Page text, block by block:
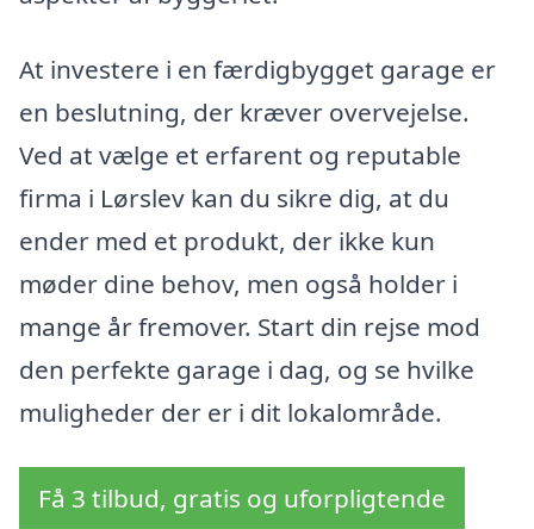
At investere i en færdigbygget garage er
en beslutning, der kræver overvejelse.
Ved at vælge et erfarent og reputable
firma i Lørslev kan du sikre dig, at du
ender med et produkt, der ikke kun
møder dine behov, men også holder i
mange år fremover. Start din rejse mod
den perfekte garage i dag, og se hvilke
muligheder der er i dit lokalområde.
Få 3 tilbud, gratis og uforpligtende